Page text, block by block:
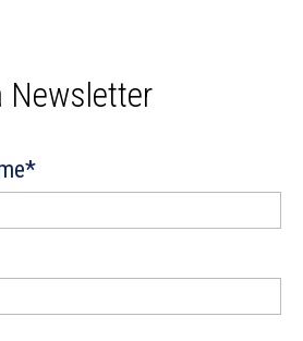
Newsletter